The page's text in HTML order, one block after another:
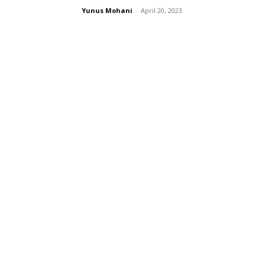
Yunus Mohani - April 20, 2023